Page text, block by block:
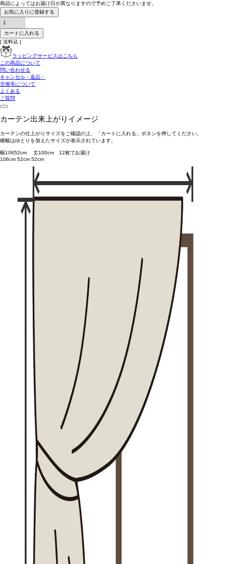
商品によってはお届け日が異なりますので予めご了承くださいませ。
お気に入りに登録する
カートに入れる
送料込
ラッピングサービスはこちら
この商品について
問い合わせる
キャンセル・返品・
交換等について
よくある
ご質問
カーテン出来上がりイメージ
カーテンの仕上がりサイズをご確認の上、「カートに入れる」ボタンを押してください。
横幅はゆとりを加えたサイズが表示されています。
幅10652cm 丈100cm 12枚でお届け
106cm 52cm 52cm